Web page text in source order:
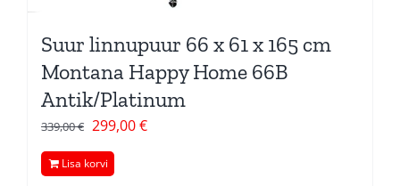
Suur linnupuur 66 x 61 x 165 cm
Montana Happy Home 66B
Antik/Platinum
339,00€ Algne
hind
oli:
299,00€Current
Lisa korvi